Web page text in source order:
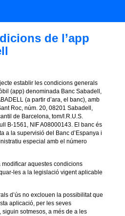
de l’app
establir les condicions generals
(app) denominada Banc Sabadell,
(a partir d’ara, el banc), amb
Roc, núm. 20, 08201 Sabadell,
de Barcelona, tom/I.R.U.S.
B-1561, NIF A08000143. El banc és
a la supervisió del Banc d’Espanya i
especial amb el número
modificar aquestes condicions
les a la legislació vigent aplicable
d’ús no exclouen la possibilitat que
aplicació, per les seves
sotmesos, a més de a les